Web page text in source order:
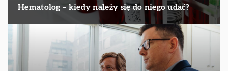
Hematolog – kiedy należy się do niego udać?